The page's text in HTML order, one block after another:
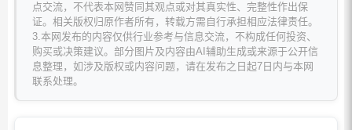
点交流，不代表本网赞同其观点或对其真实性、完整性作出保
证。相关版权归原作者所有，转载方需自行承担相应法律责任。
3.本网发布的内容仅供行业参考与信息交流，不构成任何投资、
购买或决策建议。部分图片及内容由AI辅助生成或来源于公开信
息整理，如涉及版权或内容问题，请在发布之日起7日内与本网
联系处理。